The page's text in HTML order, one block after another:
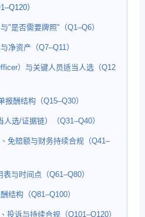
）
"是否需要牌照"（Q1–Q6）
净资产（Q7–Q11）
）与关键人员适当人选（Q12
酬结构（Q15–Q30）
选/证据链）（Q31–Q40）
免赔额与财务持续合规（Q41–
与时间点（Q61–Q80）
结构（Q81–Q100）
投诉与持续合规（Q101–Q120）